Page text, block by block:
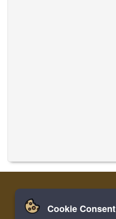
Zuhause Einloggen
Cookie Consent